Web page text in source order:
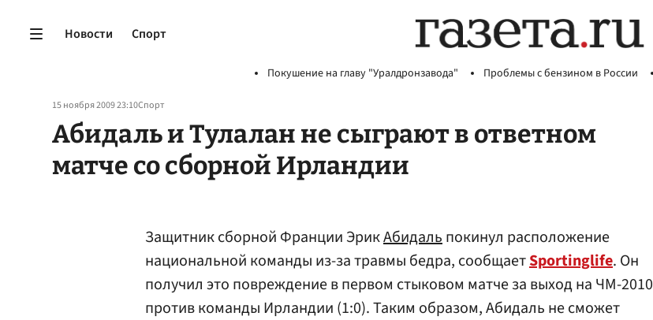
Новости Спорт
Покушение на главу "Уралдронзавода" Проблемы с бензином в России
15 ноября 2009 23:10Спорт
Абидаль и Тулалан не сыграют в ответном
матче со сборной Ирландии
Защитник сборной Франции ЭрикАбидальпокинул расположение
национальной команды из-за травмы бедра, сообщаетSportinglifе. Он
получил это повреждение в первом стыковом матче за выход на ЧМ-2010
против команды Ирландии (1:0). Таким образом, Абидаль не сможет